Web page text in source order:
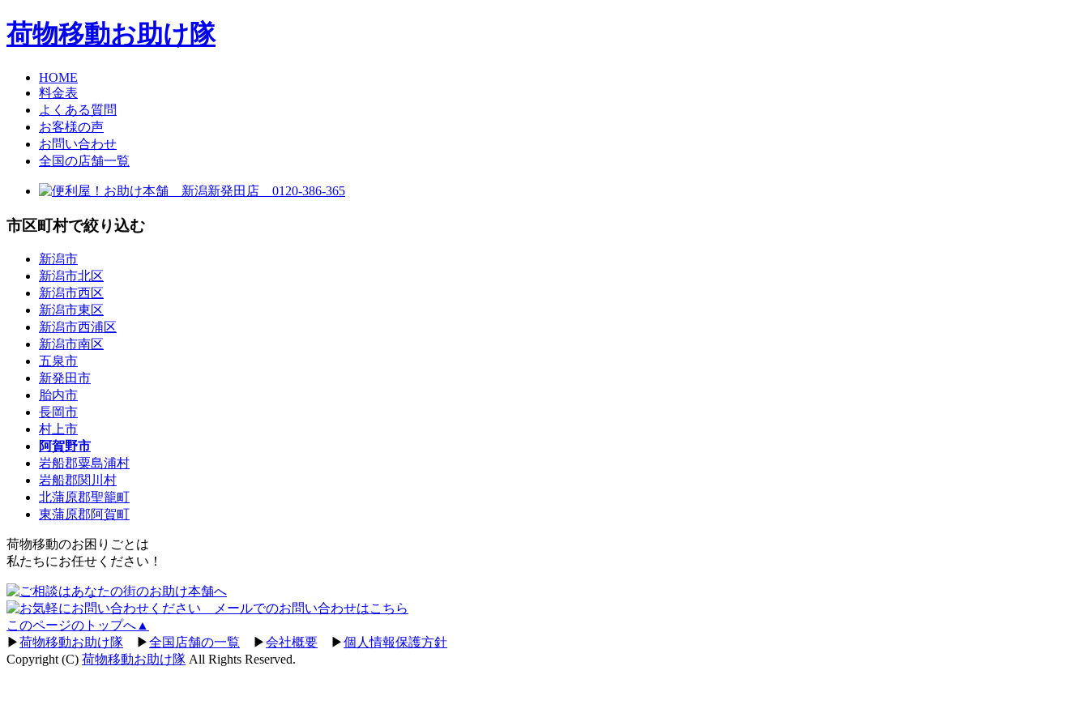
荷物移動お助け隊
HOME
料金表
よくある質問
お客様の声
お問い合わせ
全国の店舗一覧
市区町村で絞り込む
新潟市
新潟市北区
新潟市西区
新潟市東区
新潟市西浦区
新潟市南区
五泉市
新発田市
胎内市
長岡市
村上市
阿賀野市
岩船郡粟島浦村
岩船郡関川村
北蒲原郡聖籠町
東蒲原郡阿賀町
荷物移動のお困りごとは
私たちにお任せください！
このページのトップへ▲
▶荷物移動お助け隊 ▶全国店舗の一覧 ▶会社概要 ▶個人情報保護方針
Copyright (C) 荷物移動お助け隊 All Rights Reserved.